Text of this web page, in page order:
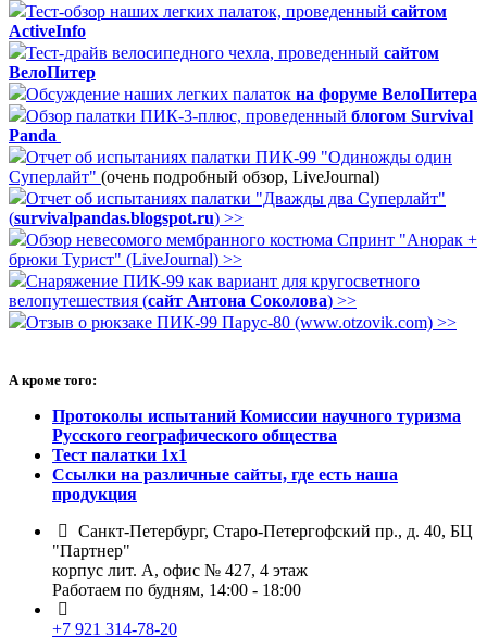
Тест-обзор наших легких палаток, проведенный сайтом
ActiveInfo
Тест-драйв велосипедного чехла, проведенный сайтом
ВелоПитер
Обсуждение наших легких палаток на форуме ВелоПитера
Обзор палатки ПИК-3-плюс, проведенный блогом Survival
Panda
Отчет об испытаниях палатки ПИК-99 "Одиножды один
Суперлайт" (очень подробный обзор, LiveJournal)
Отчет об испытаниях палатки "Дважды два Суперлайт"
(survivalpandas.blogspot.ru) >>
Обзор невесомого мембранного костюма Спринт "Анорак +
брюки Турист" (LiveJournal) >>
Снаряжение ПИК-99 как вариант для кругосветного
велопутешествия (сайт Антона Соколова) >>
Отзыв о рюкзаке ПИК-99 Парус-80 (www.otzovik.com) >>
А кроме того:
Протоколы испытаний Комиссии научного туризма
Русского географического общества
Тест палатки 1х1
Ссылки на различные сайты, где есть наша
продукция
Санкт-Петербург, Старо-Петергофский пр., д. 40, БЦ
"Партнер"
корпус лит. А, офис № 427, 4 этаж
Работаем по будням, 14:00 - 18:00
+7 921 314-78-20